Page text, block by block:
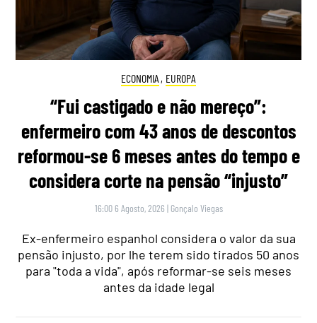
ECONOMIA , EUROPA
“Fui castigado e não mereço”:
enfermeiro com 43 anos de descontos
reformou-se 6 meses antes do tempo e
considera corte na pensão “injusto”
16:00 6 Agosto, 2026 | Gonçalo Viegas
Ex-enfermeiro espanhol considera o valor da sua
pensão injusto, por lhe terem sido tirados 50 anos
para "toda a vida", após reformar-se seis meses
antes da idade legal